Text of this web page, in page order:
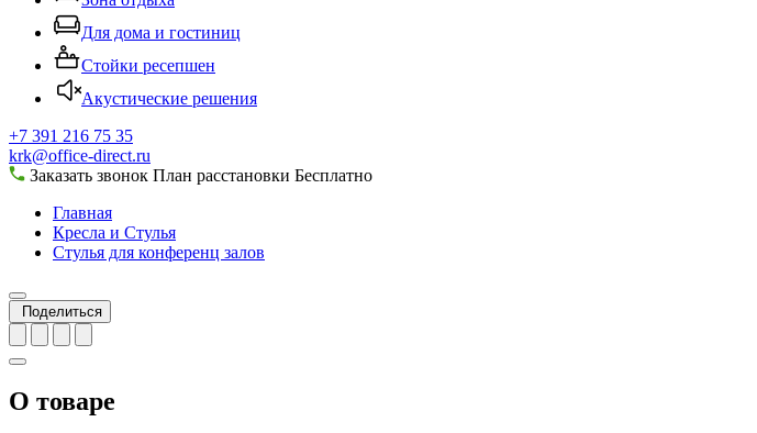
Для дома и гостиниц
Стойки ресепшен
Акустические решения
+7 391 216 75 35
krk@office-direct.ru
Заказать звонок План расстановки Бесплатно
Главная
Кресла и Стулья
Стулья для конференц залов
Поделиться
О товаре